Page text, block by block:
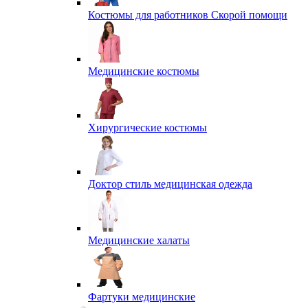
Костюмы для работников Скорой помощи
Медицинские костюмы
Хирургические костюмы
Доктор стиль медицинская одежда
Медицинские халаты
Фартуки медицинские